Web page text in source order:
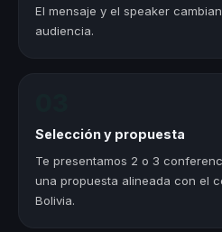
El mensaje y el speaker
audiencia.
Selección y propuesta
Te presentamos 2 o 3
una propuesta alineada con el
Bolivia.